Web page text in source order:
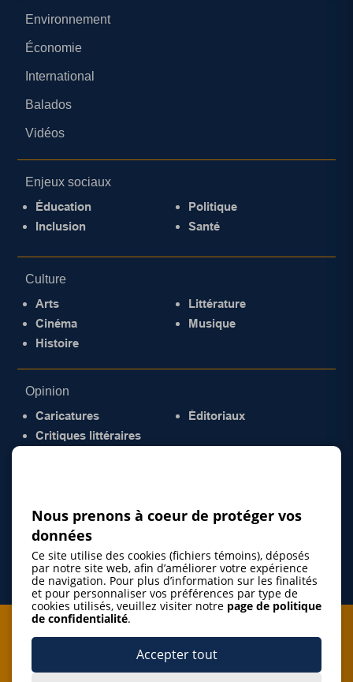
Environnement
Économie
International
Balados
Vidéos
Enjeux sociaux
Éducation
Inclusion
Politique
Santé
Culture
Arts
Cinéma
Histoire
Littérature
Musique
Opinion
Caricatures
Critiques littéraires
Éditoriaux
Je m'abonne à l'infolettre
Nous prenons à coeur de protéger vos
données
Ce site utilise des cookies (fichiers témoins), déposés
par notre site web, afin d’améliorer votre expérience
de navigation. Pour plus d’information sur les finalités
et pour personnaliser vos préférences par type de
cookies utilisés, veuillez visiter notre page de politique
de confidentialité.
Accepter tout